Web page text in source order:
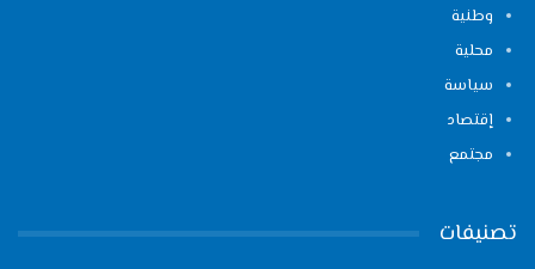
وطنية
محلية
سياسة
إقتصاد
مجتمع
تصنيفات